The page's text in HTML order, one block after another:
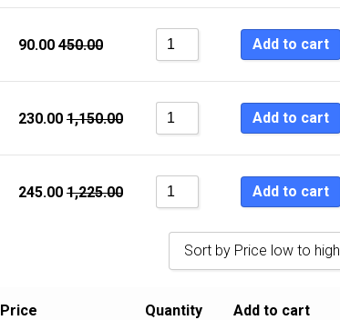
90.00 450.00 Add to cart
230.00 1,150.00 Add to cart
245.00 1,225.00 Add to cart
Sort by Price low to high
Price Quantity Add to cart